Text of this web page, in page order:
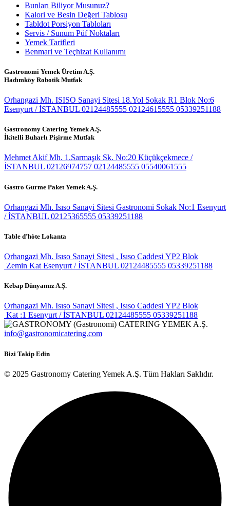
Bunları Biliyor Musunuz?
Kalori ve Besin Değeri Tablosu
Tabldot Porsiyon Tabloları
Servis / Sunum Püf Noktaları
Yemek Tarifleri
Benmari ve Teçhizat Kullanımı
Gastronomi Yemek Üretim A.Ş.
Hadımköy Robotik Mutfak
Orhangazi Mh. ISISO Sanayi Sitesi 18.Yol Sokak R1 Blok No:6
Esenyurt / İSTANBUL 02124485555 02124615555 05339251188
Gastronomy Catering Yemek A.Ş.
İkitelli Buharlı Pişirme Mutfak
Mehmet Akif Mh. 1.Sarmaşık Sk. No:20 Küçükçekmece /
İSTANBUL 02126974757 02124485555 05540061555
Gastro Gurme Paket Yemek A.Ş.
Orhangazi Mh. Isıso Sanayi Sitesi Gastronomi Sokak No:1 Esenyurt
/ İSTANBUL 02125365555 05339251188
Table d’hòte Lokanta
Orhangazi Mh. Isıso Sanayi Sitesi , Isıso Caddesi YP2 Blok
Zemin Kat Esenyurt / İSTANBUL 02124485555 05339251188
Kebap Dünyamız A.Ş.
Orhangazi Mh. Isıso Sanayi Sitesi , Isıso Caddesi YP2 Blok
Kat :1 Esenyurt / İSTANBUL 02124485555 05339251188
info@gastronomicatering.com
Bizi Takip Edin
© 2025 Gastronomy Catering Yemek A.Ş. Tüm Hakları Saklıdır.